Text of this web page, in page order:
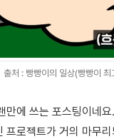
출처 : 빵빵이의 일상(빵빵이 최
만에 쓰는 포스팅이네요.
프로젝트가 거의 마무리